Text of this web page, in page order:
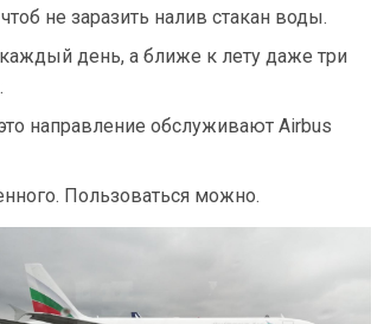
не заразить налив стакан воды.
день, а ближе к лету даже три
направление обслуживают Airbus
Пользоваться можно.